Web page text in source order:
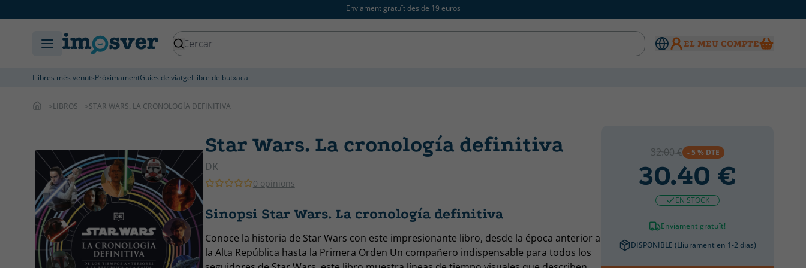
Enviament gratuït des de 19 euros
EL MEU COMPTE
Llibres més venutsPròximamentGuies de viatgeLlibre de butxaca
LIBROS STAR WARS. LA CRONOLOGÍA DEFINITIVA
Star Wars. La cronología definitiva
DK
0 opinions
Sinopsi Star Wars. La cronología definitiva
Conoce la historia de Star Wars con este impresionante libro, desde la época anterior a
la Alta República hasta la Primera Orden Un compañero indispensable para todos los
32.00 € - 5 % DTE
30.40 €
EN STOCK
Enviament gratuït!
DISPONIBLE (Lliurament en 1-2 dias)